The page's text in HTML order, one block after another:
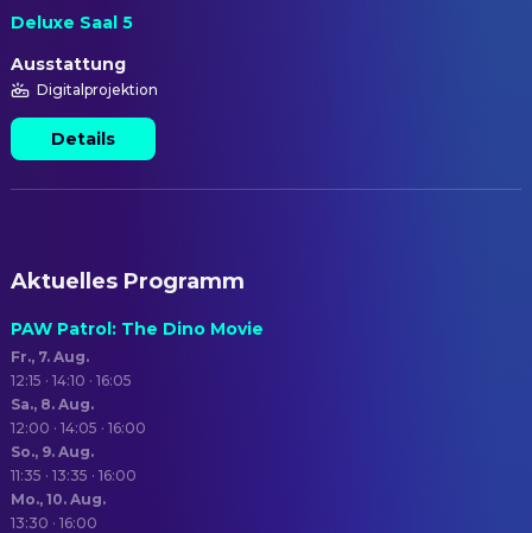
Deluxe Saal 5
Ausstattung
Digitalprojektion
Details
Aktuelles Programm
PAW Patrol: The Dino Movie
Fr., 7. Aug.
12:15 · 14:10 · 16:05
Sa., 8. Aug.
12:00 · 14:05 · 16:00
So., 9. Aug.
11:35 · 13:35 · 16:00
Mo., 10. Aug.
13:30 · 16:00